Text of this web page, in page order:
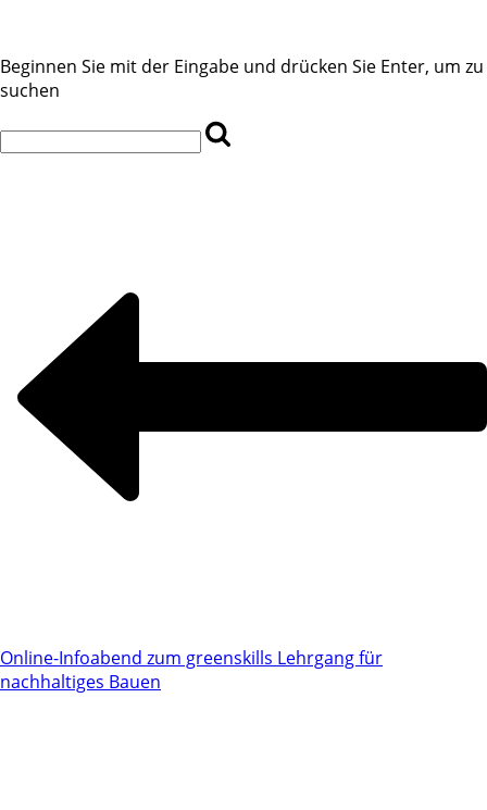
Beginnen Sie mit der Eingabe und drücken Sie Enter, um zu
suchen
Online-Infoabend zum greenskills Lehrgang für
nachhaltiges Bauen